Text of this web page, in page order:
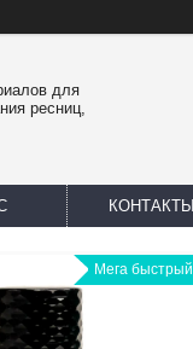
для
ресниц,
КОНТАКТЫ
Мега быстрый